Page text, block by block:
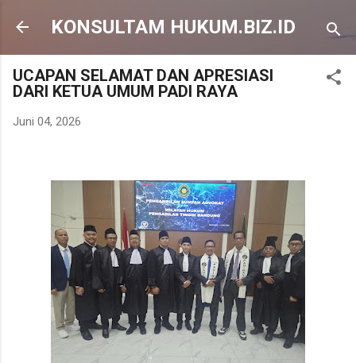
Langsung ke konten utama
KONSULTAM HUKUM.BIZ.ID
UCAPAN SELAMAT DAN APRESIASI
DARI KETUA UMUM PADI RAYA
Juni 04, 2026